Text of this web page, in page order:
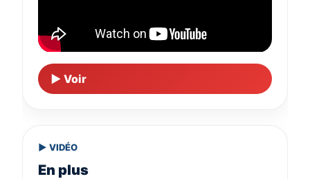
▶ Voir
▶ VIDÉO
En plus